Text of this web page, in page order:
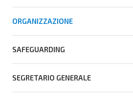
ORGANIZZAZIONE
SAFEGUARDING
SEGRETARIO GENERALE